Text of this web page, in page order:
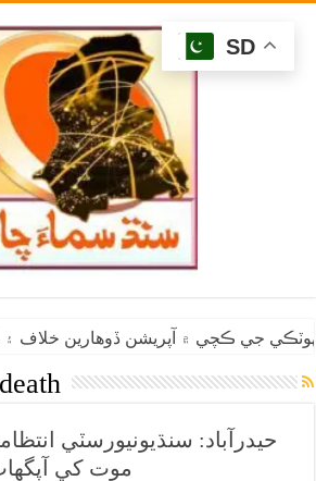
جي ڪچي ۾ آپريشن ڏوهارين خلاف ۽
death
حيدرآباد: سنڌيونيورسٽي
موت کي
SD